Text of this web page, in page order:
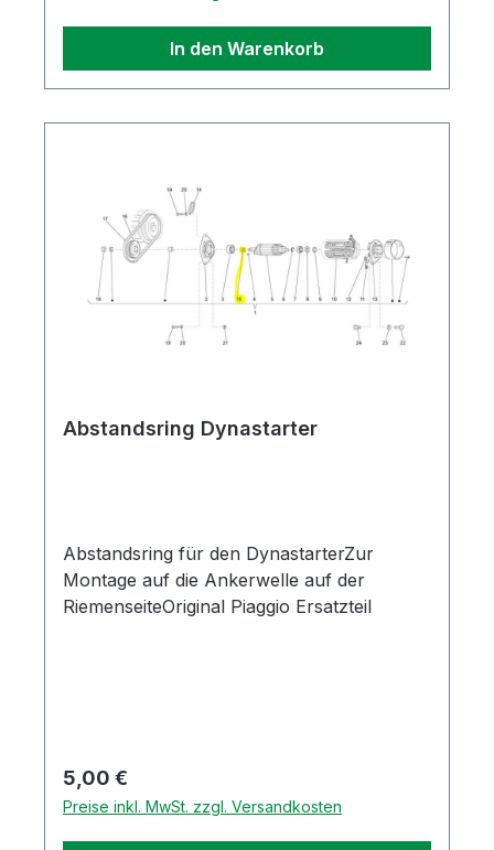
In den Warenkorb
Abstandsring Dynastarter
Abstandsring für den DynastarterZur
Montage auf die Ankerwelle auf der
RiemenseiteOriginal Piaggio Ersatzteil
Regulärer Preis:
5,00 €
Preise inkl. MwSt. zzgl. Versandkosten